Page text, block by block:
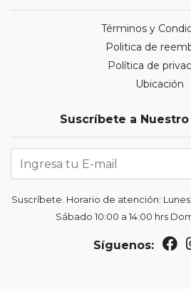
Términos y
Politica de
Política de
Ubicación
Suscríbete a
Suscríbete. Horario de atención: Lunes
Sábado 10:00 a 14:00 hrs
Síguenos: